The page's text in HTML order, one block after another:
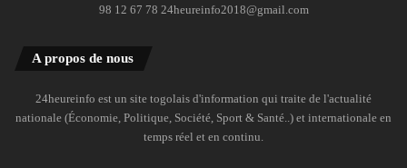
98 12 67 78 24heureinfo2018@gmail.com
A propos de nous
24heureinfo est un site togolais d'information qui traite de l'actualité
nationale (Économie, Politique, Société, Sport & Santé..) et internationale en
temps réel et en continu.